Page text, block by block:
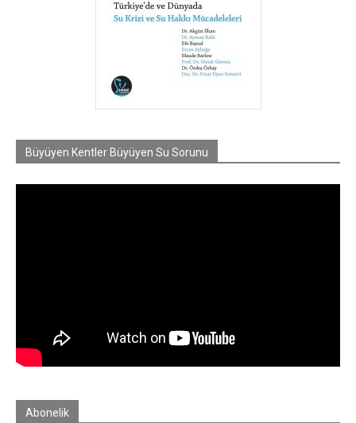
Büyüyen Kentler Büyüyen Su Sorunu
Abonelik